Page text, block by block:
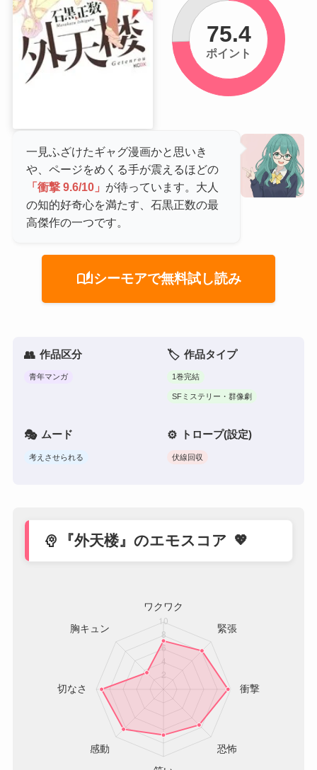
一見ふざけたギャグ漫画かと思いき
や、ページをめくる手が震えるほどの
「衝撃 9.6/10」 が待っています。大人
の知的好奇心を満たす、石黒正数の最
高傑作の一つです。
auto_storiesシーモアで無料試し読み
75.4
ポイント
作品区分
青年マンガ
作品タイプ
1巻完結
SFミステリー・群像劇
ムード
考えさせられる
トロープ(設定)
伏線回収
psychology 『外天楼』のエモスコア